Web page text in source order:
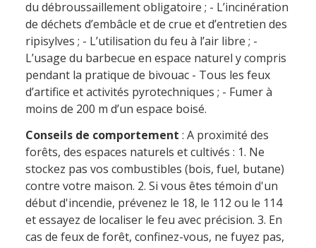
du débroussaillement obligatoire ; - L’incinération
de déchets d’embâcle et de crue et d’entretien des
ripisylves ; - L’utilisation du feu à l’air libre ; -
L’usage du barbecue en espace naturel y compris
pendant la pratique de bivouac - Tous les feux
d’artifice et activités pyrotechniques ; - Fumer à
moins de 200 m d’un espace boisé.
Conseils de comportement : A proximité des
forêts, des espaces naturels et cultivés : 1. Ne
stockez pas vos combustibles (bois, fuel, butane)
contre votre maison. 2. Si vous êtes témoin d'un
début d'incendie, prévenez le 18, le 112 ou le 114
et essayez de localiser le feu avec précision. 3. En
cas de feux de forêt, confinez-vous, ne fuyez pas,